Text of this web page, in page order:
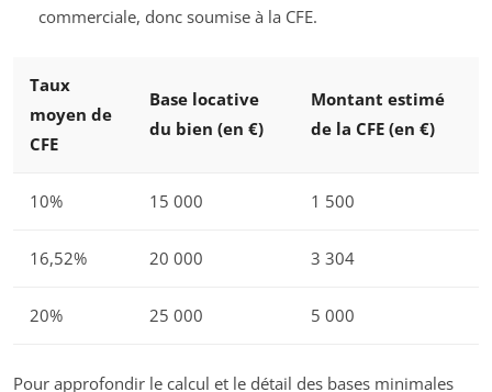
commerciale, donc soumise à la CFE.
Taux
moyen de
CFE
Base locative
du bien (en €)
Montant estimé
de la CFE (en €)
10% 15 000 1 500
16,52% 20 000 3 304
20% 25 000 5 000
Pour approfondir le calcul et le détail des bases minimales